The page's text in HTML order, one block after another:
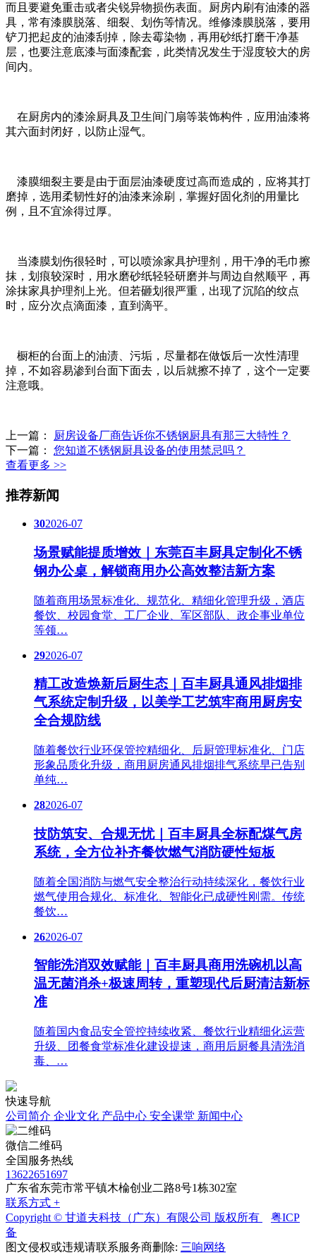
而且要避免重击或者尖锐异物损伤表面。厨房内刷有油漆的器
具，常有漆膜脱落、细裂、划伤等情况。维修漆膜脱落，要用
铲刀把起皮的油漆刮掉，除去霉染物，再用砂纸打磨干净基
层，也要注意底漆与面漆配套，此类情况发生于湿度较大的房
间内。
在厨房内的漆涂厨具及卫生间门扇等装饰构件，应用油漆将
其六面封闭好，以防止湿气。
漆膜细裂主要是由于面层油漆硬度过高而造成的，应将其打
磨掉，选用柔韧性好的油漆来涂刷，掌握好固化剂的用量比
例，且不宜涂得过厚。
当漆膜划伤很轻时，可以喷涂家具护理剂，用干净的毛巾擦
抹，划痕较深时，用水磨砂纸轻轻研磨并与周边自然顺平，再
涂抹家具护理剂上光。但若砸划很严重，出现了沉陷的纹点
时，应分次点滴面漆，直到滴平。
橱柜的台面上的油渍、污垢，尽量都在做饭后一次性清理
掉，不如容易渗到台面下面去，以后就擦不掉了，这个一定要
注意哦。
上一篇：
厨房设备厂商告诉你不锈钢厨具有那三大特性？
下一篇： 您知道不锈钢厨具设备的使用禁忌吗？
查看更多 >>
推荐新闻
302026-07
场景赋能提质增效｜东莞百丰厨具定制化不锈
钢办公桌，解锁商用办公高效整洁新方案
随着商用场景标准化、规范化、精细化管理升级，酒店
餐饮、校园食堂、工厂企业、军区部队、政企事业单位
等领…
292026-07
精工改造焕新后厨生态｜百丰厨具通风排烟排
气系统定制升级，以美学工艺筑牢商用厨房安
全合规防线
随着餐饮行业环保管控精细化、后厨管理标准化、门店
形象品质化升级，商用厨房通风排烟排气系统早已告别
单纯…
282026-07
技防筑安、合规无忧｜百丰厨具全标配煤气房
系统，全方位补齐餐饮燃气消防硬性短板
随着全国消防与燃气安全整治行动持续深化，餐饮行业
燃气使用合规化、标准化、智能化已成硬性刚需。传统
餐饮…
262026-07
智能洗消双效赋能｜百丰厨具商用洗碗机以高
温无菌消杀+极速周转，重塑现代后厨清洁新标
准
随着国内食品安全管控持续收紧、餐饮行业精细化运营
升级、团餐食堂标准化建设提速，商用后厨餐具清洗消
毒、…
快速导航
公司简介 企业文化 产品中心 安全课堂 新闻中心
微信二维码
全国服务热线
13622651697
广东省东莞市常平镇木棆创业二路8号1栋302室
联系方式 +
Copyright © 甘道夫科技（广东）有限公司 版权所有
粤ICP
备
图文侵权或违规请联系服务商删除: 三响网络